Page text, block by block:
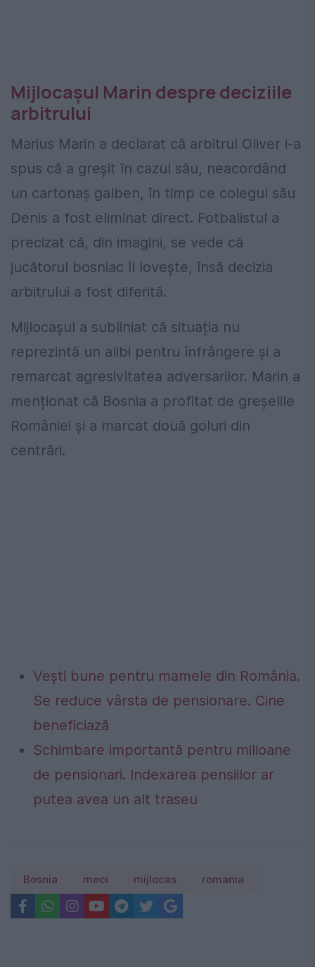
Mijlocașul Marin despre deciziile
arbitrului
Marius Marin a declarat că arbitrul Oliver i-a
spus că a greșit în cazul său, neacordând
un cartonaș galben, în timp ce colegul său
Denis a fost eliminat direct. Fotbalistul a
precizat că, din imagini, se vede că
jucătorul bosniac îl lovește, însă decizia
arbitrului a fost diferită.
Mijlocașul a subliniat că situația nu
reprezintă un alibi pentru înfrângere și a
remarcat agresivitatea adversarilor. Marin a
menționat că Bosnia a profitat de greșelile
României și a marcat două goluri din
centrări.
Vești bune pentru mamele din România.
Se reduce vârsta de pensionare. Cine
beneficiază
Schimbare importantă pentru milioane
de pensionari. Indexarea pensiilor ar
putea avea un alt traseu
Bosnia meci mijlocas romania